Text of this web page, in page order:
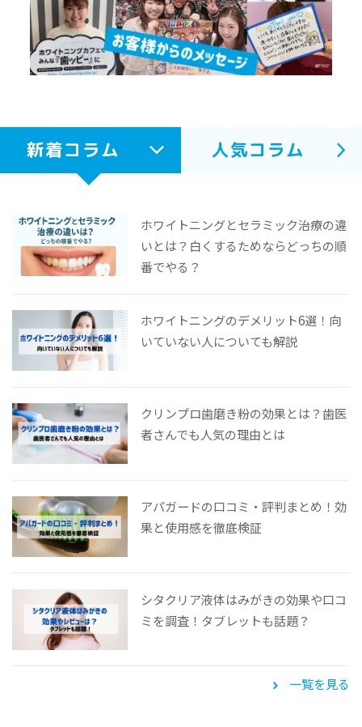
新着コラム 人気コラム
ホワイトニングとセラミック治療の違
いとは？白くするためならどっちの順
番でやる？
ホワイトニングのデメリット6選！向
いていない人についても解説
クリンプロ歯磨き粉の効果とは？歯医
者さんでも人気の理由とは
アパガードの口コミ・評判まとめ！効
果と使用感を徹底検証
シタクリア液体はみがきの効果や口コ
ミを調査！タブレットも話題？
一覧を見る